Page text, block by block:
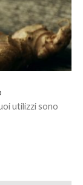
utilizzi sono